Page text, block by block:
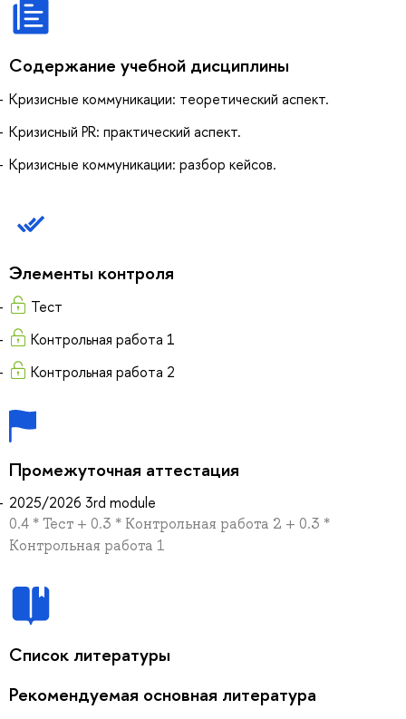
Содержание учебной дисциплины
Кризисные коммуникации: теоретический аспект.
Кризисный PR: практический аспект.
Кризисные коммуникации: разбор кейсов.
Элементы контроля
Тест
Контрольная работа 1
Контрольная работа 2
Промежуточная аттестация
2025/2026 3rd module
0.4 * Тест + 0.3 * Контрольная работа 2 + 0.3 *
Контрольная работа 1
Список литературы
Рекомендуемая основная литература